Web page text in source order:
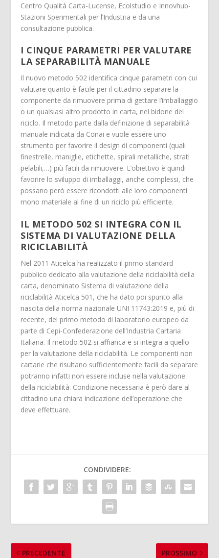
Centro Qualità Carta-Lucense, Ecolstudio e Innovhub-
Stazioni Sperimentali per l’Industria e da una
consultazione pubblica.
I CINQUE PARAMETRI PER VALUTARE
LA SEPARABILITÀ MANUALE
Il nuovo metodo 502 identifica cinque parametri con cui
valutare quanto è facile per il cittadino separare la
componente da rimuovere prima di gettare l’imballaggio
o un qualsiasi altro prodotto in carta, nel bidone del
riciclo. Il metodo parte dalla definizione di separabilità
manuale indicata da Conai e vuole essere uno
strumento per favorire il design di componenti (quali
finestrelle, maniglie, etichette, spirali metalliche, strati
pelabili,…) più facili da rimuovere. L’obiettivo è quindi
favorire lo sviluppo di imballaggi, anche complessi, che
possano però essere ricondotti alle loro componenti
mono materiale al fine di un riciclo più efficiente.
IL METODO 502 SI INTEGRA CON IL
SISTEMA DI VALUTAZIONE DELLA
RICICLABILITÀ
Nel 2011 Aticelca ha realizzato il primo standard
pubblico dedicato alla valutazione della riciclabilità della
carta, denominato Sistema di valutazione della
riciclabilità Aticelca 501, che ha dato poi spunto alla
nascita della norma nazionale UNI 11743:2019 e, più di
recente, del primo metodo di laboratorio europeo da
parte di Cepi-Confederazione dell’Industria Cartaria
Italiana. Il metodo 502 si affianca e si integra a quello
per la valutazione della riciclabilità. Le componenti non
cartarie che risultano sufficientemente facili da separare
potranno infatti non essere incluse nella valutazione
della riciclabilità. Condizione necessaria è però dare al
cittadino una chiara indicazione dell’operazione che
deve effettuare.
CONDIVIDERE:
PRECEDENTE PROSSIMO